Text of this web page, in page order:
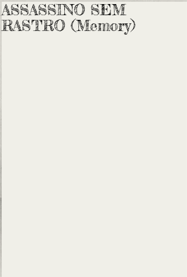
ASSASSINO SEM
RASTRO (Memory)